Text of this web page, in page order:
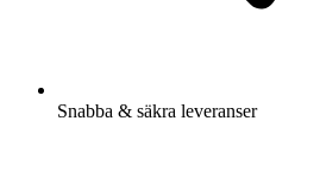
Snabba & säkra leveranser